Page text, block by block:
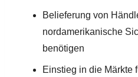
Belieferung von
nordamerikanische
benötigen
Einstieg in die Märkte